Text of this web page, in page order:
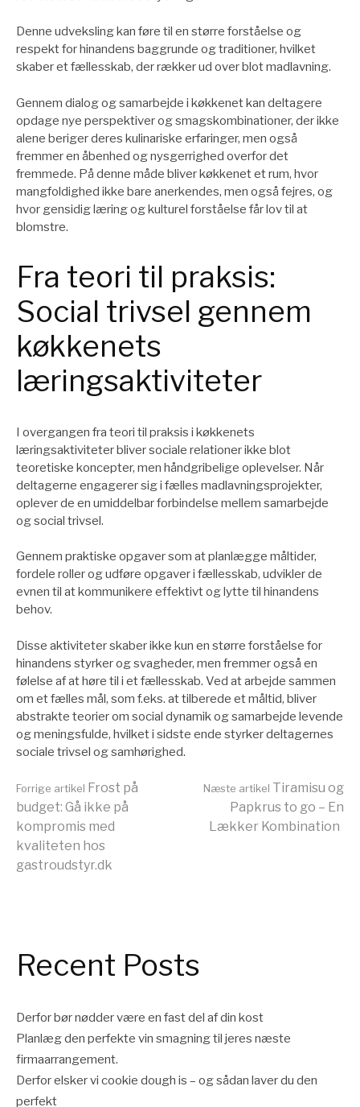
Denne udveksling kan føre til en større forståelse og
respekt for hinandens baggrunde og traditioner, hvilket
skaber et fællesskab, der rækker ud over blot madlavning.
Gennem dialog og samarbejde i køkkenet kan deltagere
opdage nye perspektiver og smagskombinationer, der ikke
alene beriger deres kulinariske erfaringer, men også
fremmer en åbenhed og nysgerrighed overfor det
fremmede. På denne måde bliver køkkenet et rum, hvor
mangfoldighed ikke bare anerkendes, men også fejres, og
hvor gensidig læring og kulturel forståelse får lov til at
blomstre.
Fra teori til praksis:
Social trivsel gennem
køkkenets
læringsaktiviteter
I overgangen fra teori til praksis i køkkenets
læringsaktiviteter bliver sociale relationer ikke blot
teoretiske koncepter, men håndgribelige oplevelser. Når
deltagerne engagerer sig i fælles madlavningsprojekter,
oplever de en umiddelbar forbindelse mellem samarbejde
og social trivsel.
Gennem praktiske opgaver som at planlægge måltider,
fordele roller og udføre opgaver i fællesskab, udvikler de
evnen til at kommunikere effektivt og lytte til hinandens
behov.
Disse aktiviteter skaber ikke kun en større forståelse for
hinandens styrker og svagheder, men fremmer også en
følelse af at høre til i et fællesskab. Ved at arbejde sammen
om et fælles mål, som f.eks. at tilberede et måltid, bliver
abstrakte teorier om social dynamik og samarbejde levende
og meningsfulde, hvilket i sidste ende styrker deltagernes
sociale trivsel og samhørighed.
Læs
videre
Forrige artikel Frost på
budget: Gå ikke på
kompromis med
kvaliteten hos
gastroudstyr.dk
Næste artikel Tiramisu og
Papkrus to go – En
Lækker Kombination
Recent Posts
Derfor bør nødder være en fast del af din kost
Planlæg den perfekte vin smagning til jeres næste
firmaarrangement.
Derfor elsker vi cookie dough is – og sådan laver du den
perfekt